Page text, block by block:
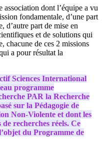
dont l’équipe a vu
fondamentale, d’une part
d’autre part de mise en
et de solutions qui
chacune de ces 2 missions
a pour résultat la
Sciences International
programme
PAR la Recherche
sur la Pédagogie de
Non-Violente et dont les
recherches réels. Ce
du Programme de